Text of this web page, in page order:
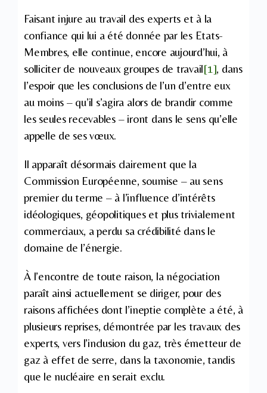
Faisant injure au travail des experts et à la
confiance qui lui a été donnée par les Etats-
Membres, elle continue, encore aujourd’hui, à
solliciter de nouveaux groupes de travail[1], dans
l’espoir que les conclusions de l’un d’entre eux
au moins – qu’il s’agira alors de brandir comme
les seules recevables – iront dans le sens qu’elle
appelle de ses vœux.
Il apparaît désormais clairement que la
Commission Européenne, soumise – au sens
premier du terme – à l’influence d’intérêts
idéologiques, géopolitiques et plus trivialement
commerciaux, a perdu sa crédibilité dans le
domaine de l’énergie.
À l’encontre de toute raison, la négociation
paraît ainsi actuellement se diriger, pour des
raisons affichées dont l’ineptie complète a été, à
plusieurs reprises, démontrée par les travaux des
experts, vers l’inclusion du gaz, très émetteur de
gaz à effet de serre, dans la taxonomie, tandis
que le nucléaire en serait exclu.